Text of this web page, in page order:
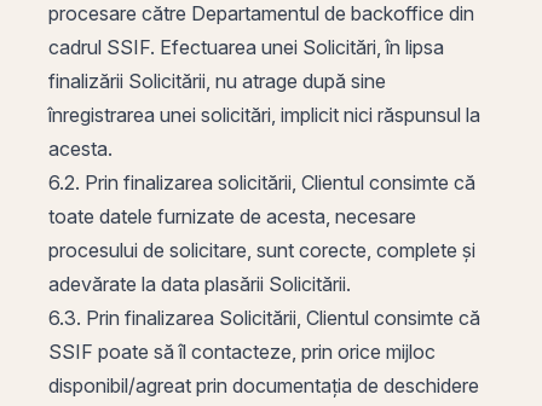
procesare către Departamentul de backoffice din
cadrul SSIF. Efectuarea unei Solicitări, în lipsa
finalizării Solicitării, nu atrage după sine
înregistrarea unei solicitări, implicit nici răspunsul la
acesta.
6.2. Prin finalizarea solicitării, Clientul consimte că
toate datele furnizate de acesta, necesare
procesului de solicitare, sunt corecte, complete și
adevărate la data plasării Solicitării.
6.3. Prin finalizarea Solicitării, Clientul consimte că
SSIF poate să îl contacteze, prin orice mijloc
disponibil/agreat prin documentația de deschidere